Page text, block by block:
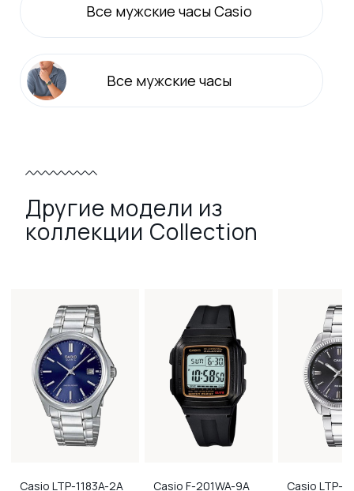
Все мужские часы Casio
Все мужские часы
Другие модели из
коллекции Collection
Casio LTP-1183A-2A CasioF-201WA-9A Casio LTP-